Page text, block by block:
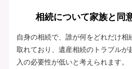
相続について家族と同
自身の相続で、誰が何をどれだけ相
取れており、遺産相続のトラブルが
入の必要性が低いと考えられます。